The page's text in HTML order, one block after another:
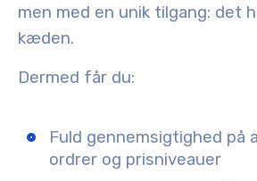
men med en unik tilgang: det
kæden.
Dermed får du:
Fuld gennemsigtighed på
ordrer og prisniveauer